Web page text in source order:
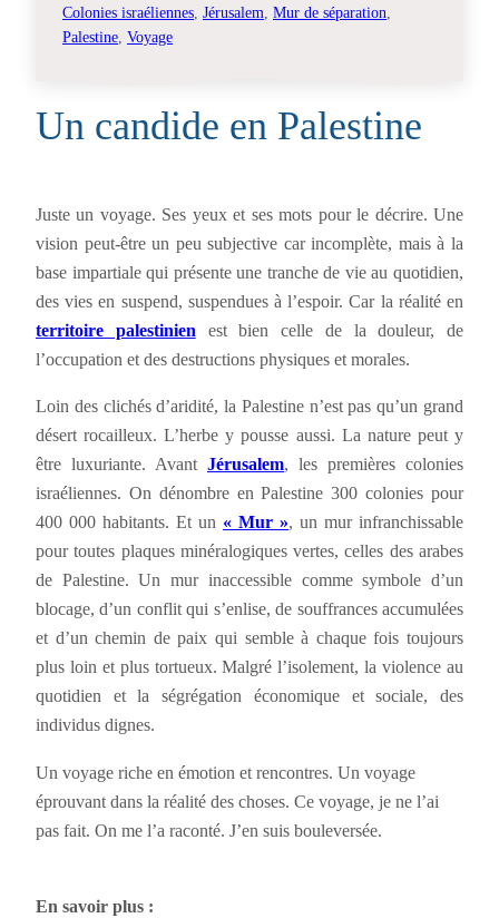
Colonies israéliennes Jérusalem Mur de séparation
Palestine Voyage
Un candide en Palestine
Juste un voyage. Ses yeux et ses mots pour le décrire. Une
vision peut-être un peu subjective car incomplète, mais à la
base impartiale qui présente une tranche de vie au quotidien,
des vies en suspend, suspendues à l’espoir. Car la réalité en
territoire palestinienest bien celle de la douleur, de
l’occupation et des destructions physiques et morales.
Loin des clichés d’aridité, la Palestine n’est pas qu’un grand
désert rocailleux. L’herbe y pousse aussi. La nature peut y
être luxuriante. Avant Jérusalem, les premières colonies
israéliennes. On dénombre en Palestine 300 colonies pour
400 000 habitants. Et un « Mur », un mur infranchissable
pour toutes plaques minéralogiques vertes, celles des arabes
de Palestine. Un mur inaccessible comme symbole d’un
blocage, d’un conflit qui s’enlise, de souffrances accumulées
et d’un chemin de paix qui semble à chaque fois toujours
plus loin et plus tortueux. Malgré l’isolement, la violence au
quotidien et la ségrégation économique et sociale, des
individus dignes.
Un voyage riche en émotion et rencontres. Un voyage
éprouvant dans la réalité des choses. Ce voyage, je ne l’ai
pas fait. On me l’a raconté. J’en suis bouleversée.
En savoir plus :